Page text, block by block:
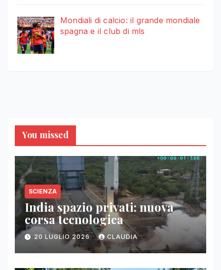
Mondiali di calcio: il grande mondiale
spagna e il club di mls
You missed
SCIENZA
India spazio privati: nuova
corsa tecnologica
20 LUGLIO 2026 CLAUDIA